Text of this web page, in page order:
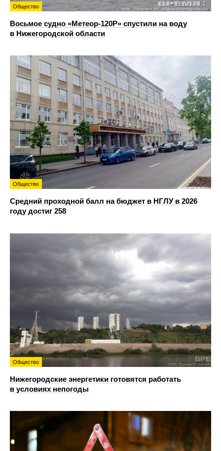
Общество
Восьмое судно «Метеор-120Р» спустили на воду
в Нижегородской области
Общество
Средний проходной балл на бюджет в НГЛУ в 2026
году достиг 258
Общество
Нижегородские энергетики готовятся работать
в условиях непогоды